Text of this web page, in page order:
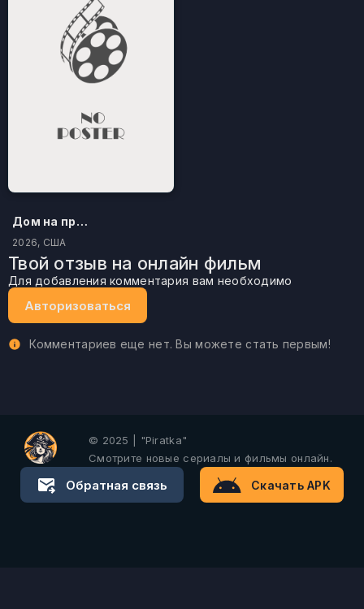
Дом на проклятом холме
2026, США
Твой отзыв на онлайн фильм
Для добавления комментария вам необходимо
Авторизоваться
Комментариев еще нет. Вы можете стать первым!
© 2025 | "Piratka"
Смотрите новые сериалы и фильмы онлайн.
Обратная связь Скачать APK